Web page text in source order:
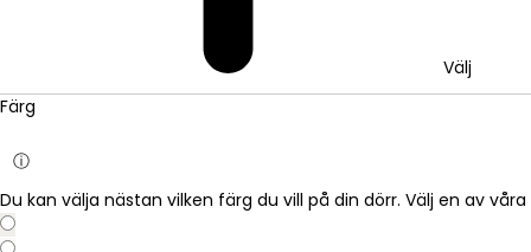
Välj
Färg
ⓘ
Du kan välja nästan vilken färg du vill på din dörr. Välj en av